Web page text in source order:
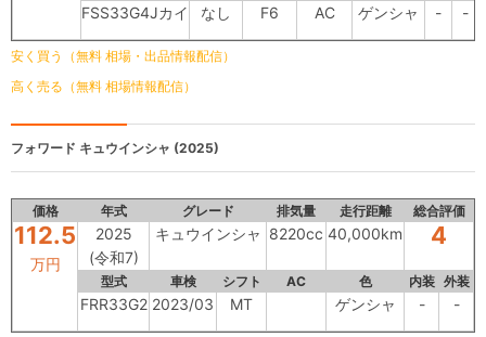
FSS33G4Jカイ なし F6 AC ゲンシャ - -
安く買う（無料 相場・出品情報配信）
高く売る（無料 相場情報配信）
フォワード キュウインシャ (2025)
価格 年式 グレード 排気量 走行距離 総合評価
112.5
万円
2025
(令和7)
キュウインシャ 8220cc 40,000km 4
型式 車検 シフト AC 色 内装 外装
FRR33G2 2023/03 MT ゲンシャ - -